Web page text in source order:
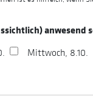
anwesend
Mittwoch, 8.10.